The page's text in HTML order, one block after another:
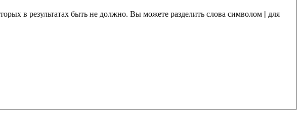
в результатах быть не должно. Вы можете разделить слова символом | для